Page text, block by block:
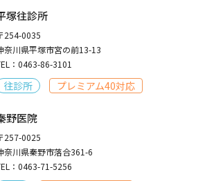
塚往診所
254-0035
奈川県平塚市宮の前13-13
：0463-86-3101
往診所 プレミアム40対応
野医院
257-0025
奈川県秦野市落合361-6
：0463-71-5256